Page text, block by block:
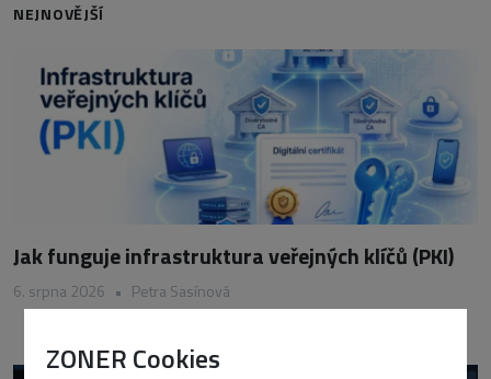
ZONER Cookies
NEJNOVĚJŠÍ
Jak funguje infrastruktura veřejných klíčů (PKI)
6. srpna 2026 • Petra Sasínová